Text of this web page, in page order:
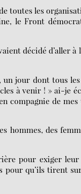
toutes les
le Front
décidé d’aller
jour dont tous
à venir ! » ai-je
compagnie de
hommes, des
pour exiger
pour qu’ils tirent